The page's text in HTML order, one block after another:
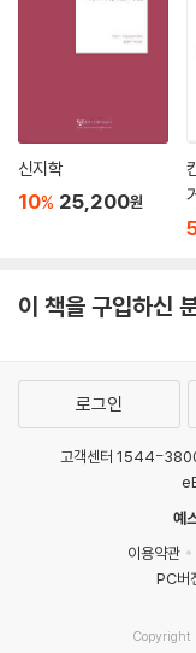
은 바로 그 ‘쓸데없는’ 것
적 세계’라고 말한다.
그런 대상이다. 그런데
되며, 쓰레기통에 던져진
잡지에 실린 「K씨 이는
쓸데 있는 방식으로 쓸데
그런 것들을 우리는 예
“쓸데가 없다”라고 판단
화적 세계”라고 부르겠
일상의 사유는 물음표에
사회적 대화이자 상상력
사회문제에 대해 여러
게 조곤조곤 얘기한다.
신지학
10% 25,200원
이 책을 구입하신
로그인
고객센터 1544-
예
이용약관
PC버
Copyright